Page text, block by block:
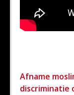
Afname
discriminatie